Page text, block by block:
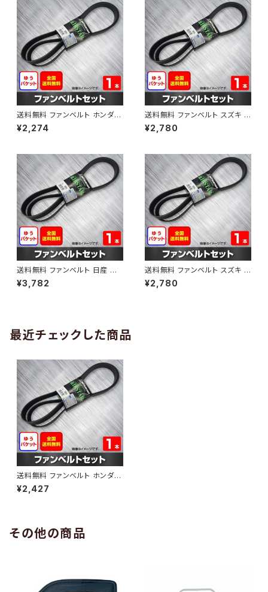
送料無料 ファンベルト ホンダ フ
ィット 型式GE6 H19.10～H25.
09 （国内トップメーカー） 1本 H
¥2,274
送料無料 ファンベルト スズキ ス
ペーシア 型式MK32S H25.03
～H30.02 （国内トップメーカ
¥2,780
送料無料 ファンベルト 日産 キ
ューブ 型式Z12 H20.11～H24.
10 （国内トップメーカー） 1本 H
¥3,782
送料無料 ファンベルト スズキ ワ
ゴンR 型式MH34S H24.09～
H29.02 （国内トップメーカー）
¥2,780
最近チェックした商品
送料無料 ファンベルト ホンダ ラ
イフ 型式JB8 H15.10～H20.11
（国内トップメーカー） 1本 HAB
¥2,427
その他の商品